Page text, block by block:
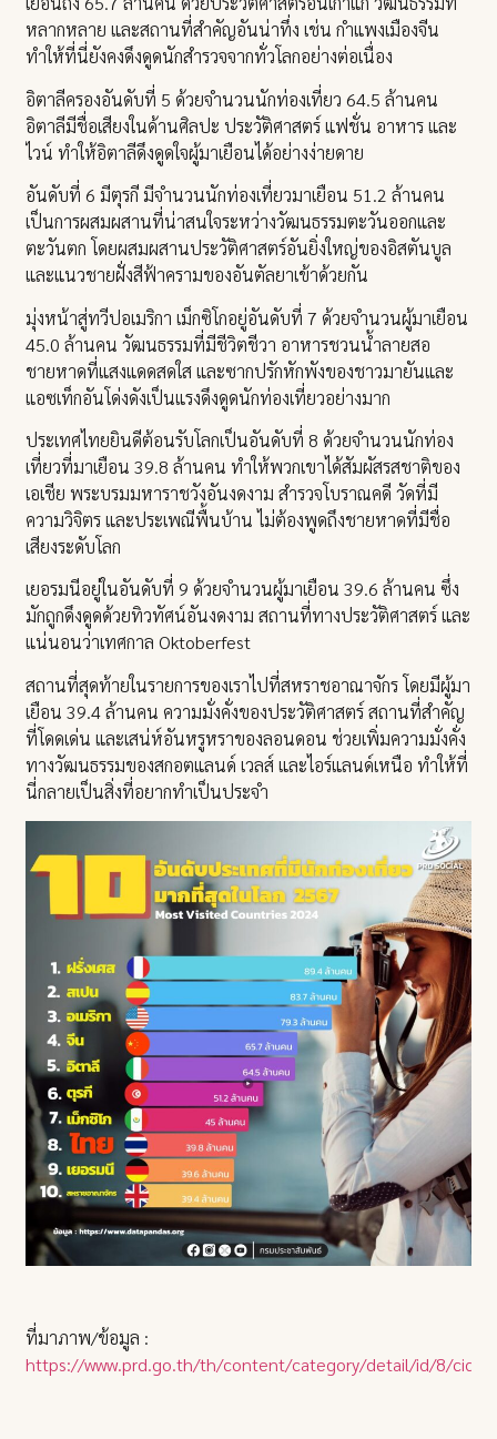
หลากหลาย และสถานที่สำคัญอันน่าทึ่ง เช่น กำแพงเมืองจีน
ทำให้ที่นี่ยังคงดึงดูดนักสำรวจจากทั่วโลกอย่างต่อเนื่อง
อิตาลีครองอันดับที่ 5 ด้วยจำนวนนักท่องเที่ยว 64.5 ล้านคน
อิตาลีมีชื่อเสียงในด้านศิลปะ ประวัติศาสตร์ แฟชั่น อาหาร และ
ไวน์ ทำให้อิตาลีดึงดูดใจผู้มาเยือนได้อย่างง่ายดาย
อันดับที่ 6 มีตุรกี มีจำนวนนักท่องเที่ยวมาเยือน 51.2 ล้านคน
เป็นการผสมผสานที่น่าสนใจระหว่างวัฒนธรรมตะวันออกและ
ตะวันตก โดยผสมผสานประวัติศาสตร์อันยิ่งใหญ่ของอิสตันบูล
และแนวชายฝั่งสีฟ้าครามของอันตัลยาเข้าด้วยกัน
มุ่งหน้าสู่ทวีปอเมริกา เม็กซิโกอยู่อันดับที่ 7 ด้วยจำนวนผู้มาเยือน
45.0 ล้านคน วัฒนธรรมที่มีชีวิตชีวา อาหารชวนน้ำลายสอ
ชายหาดที่แสงแดดสดใส และซากปรักหักพังของชาวมายันและ
แอซเท็กอันโด่งดังเป็นแรงดึงดูดนักท่องเที่ยวอย่างมาก
ประเทศไทยยินดีต้อนรับโลกเป็นอันดับที่ 8 ด้วยจำนวนนักท่อง
เที่ยวที่มาเยือน 39.8 ล้านคน ทำให้พวกเขาได้สัมผัสรสชาติของ
เอเชีย พระบรมมหาราชวังอันงดงาม สำรวจโบราณคดี วัดที่มี
ความวิจิตร และประเพณีพื้นบ้าน ไม่ต้องพูดถึงชายหาดที่มีชื่อ
เสียงระดับโลก
เยอรมนีอยู่ในอันดับที่ 9 ด้วยจำนวนผู้มาเยือน 39.6 ล้านคน ซึ่ง
มักถูกดึงดูดด้วยทิวทัศน์อันงดงาม สถานที่ทางประวัติศาสตร์ และ
แน่นอนว่าเทศกาล Oktoberfest
สถานที่สุดท้ายในรายการของเราไปที่สหราชอาณาจักร โดยมีผู้มา
เยือน 39.4 ล้านคน ความมั่งคั่งของประวัติศาสตร์ สถานที่สำคัญ
ที่โดดเด่น และเสน่ห์อันหรูหราของลอนดอน ช่วยเพิ่มความมั่งคั่ง
ทางวัฒนธรรมของสกอตแลนด์ เวลส์ และไอร์แลนด์เหนือ ทำให้ที่
นี่กลายเป็นสิ่งที่อยากทำเป็นประจำ
ที่มาภาพ/ข้อมูล :
https://www.prd.go.th/th/content/category/detail/id/8/cid/